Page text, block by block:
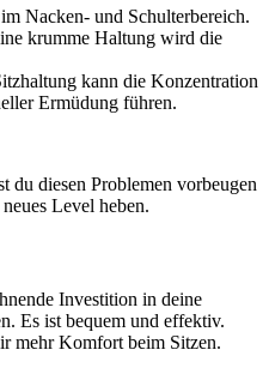
Nacken- und Schulterbereich.
krumme Haltung wird die
kann die Konzentration
Ermüdung führen.
du diesen Problemen vorbeugen
Level heben.
Investition in deine
Es ist bequem und effektiv.
mehr Komfort beim Sitzen.